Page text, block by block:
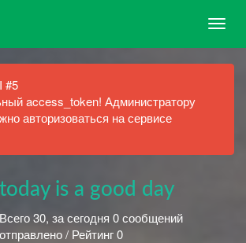
#5
access_token! Администратору
авторизоваться на сервисе
today is a good day
Всего 30, за сегодня 0 сообщений
отправлено / Рейтинг 0